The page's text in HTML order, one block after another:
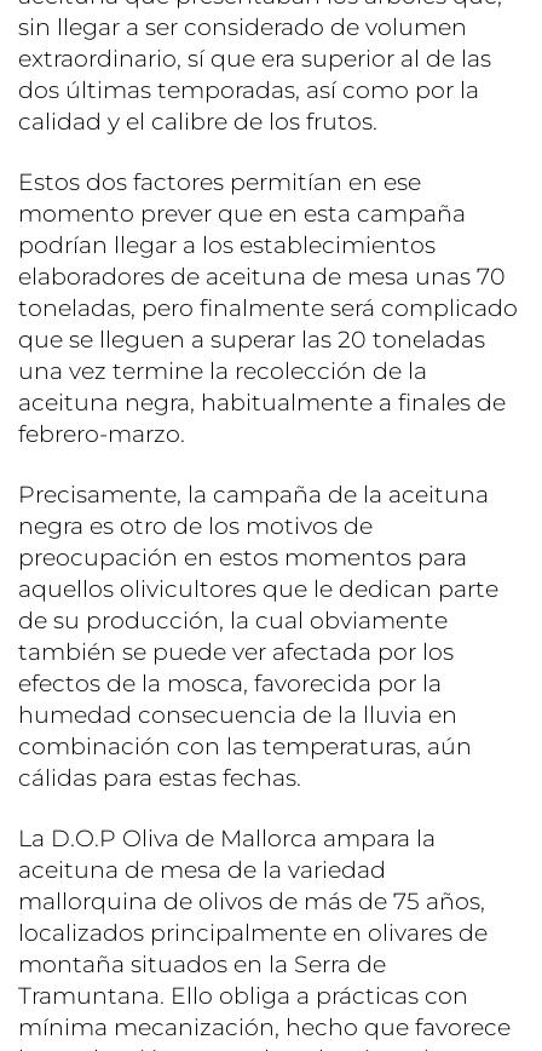
sin llegar a ser considerado de volumen
extraordinario, sí que era superior al de las
dos últimas temporadas, así como por la
calidad y el calibre de los frutos.
Estos dos factores permitían en ese
momento prever que en esta campaña
podrían llegar a los establecimientos
elaboradores de aceituna de mesa unas 70
toneladas, pero finalmente será complicado
que se lleguen a superar las 20 toneladas
una vez termine la recolección de la
aceituna negra, habitualmente a finales de
febrero-marzo.
Precisamente, la campaña de la aceituna
negra es otro de los motivos de
preocupación en estos momentos para
aquellos olivicultores que le dedican parte
de su producción, la cual obviamente
también se puede ver afectada por los
efectos de la mosca, favorecida por la
humedad consecuencia de la lluvia en
combinación con las temperaturas, aún
cálidas para estas fechas.
La D.O.P Oliva de Mallorca ampara la
aceituna de mesa de la variedad
mallorquina de olivos de más de 75 años,
localizados principalmente en olivares de
montaña situados en la Serra de
Tramuntana. Ello obliga a prácticas con
mínima mecanización, hecho que favorece